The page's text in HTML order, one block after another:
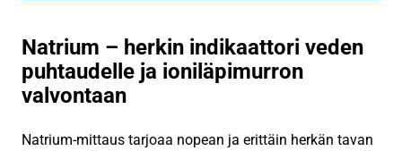
Natrium – herkin indikaattori veden
puhtaudelle ja ioniläpimurron
valvontaan
Natrium-mittaus tarjoaa nopean ja erittäin herkän tavan